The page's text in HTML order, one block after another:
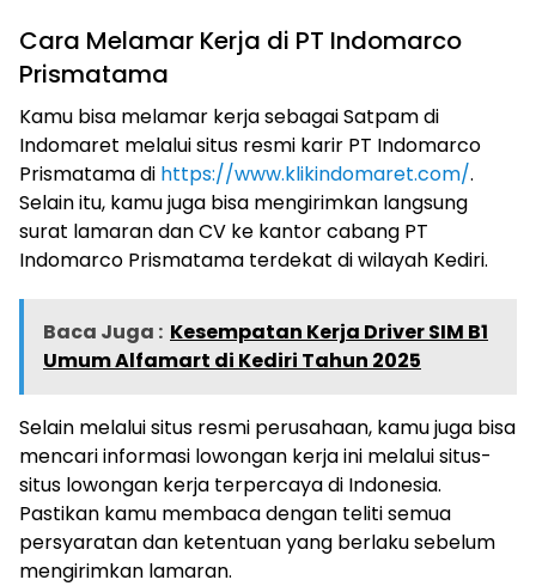
Cara Melamar Kerja di PT Indomarco
Prismatama
Kamu bisa melamar kerja sebagai Satpam di
Indomaret melalui situs resmi karir PT Indomarco
Prismatama di https://www.klikindomaret.com/.
Selain itu, kamu juga bisa mengirimkan langsung
surat lamaran dan CV ke kantor cabang PT
Indomarco Prismatama terdekat di wilayah Kediri.
Baca Juga : Kesempatan Kerja Driver SIM B1
Umum Alfamart di Kediri Tahun 2025
Selain melalui situs resmi perusahaan, kamu juga bisa
mencari informasi lowongan kerja ini melalui situs-
situs lowongan kerja terpercaya di Indonesia.
Pastikan kamu membaca dengan teliti semua
persyaratan dan ketentuan yang berlaku sebelum
mengirimkan lamaran.